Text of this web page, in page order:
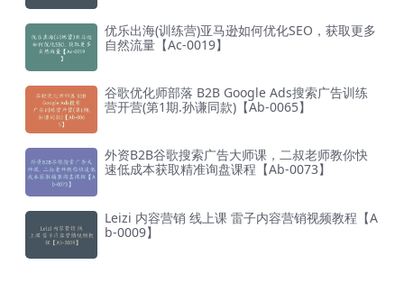
优乐出海(训练营)亚马逊如何优化SEO，获取更多
自然流量【Ac-0019】
谷歌优化师部落 B2B Google Ads搜索广告训练
营开营(第1期.孙谦同款)【Ab-0065】
外资B2B谷歌搜索广告大师课，二叔老师教你快
速低成本获取精准询盘课程【Ab-0073】
Leizi 内容营销 线上课 雷子内容营销视频教程【A
b-0009】